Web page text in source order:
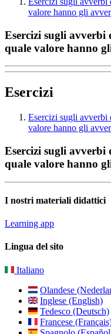
valore hanno gli
Esercizi sugli
quale valore hanno
Esercizi
Esercizi sugli
valore hanno gli
Esercizi sugli
quale valore hanno
I nostri materiali didattici
Learning app
Lingua del sito
Italiano
Olandese
Inglese (English)
Tedesco (Deutsch)
Francese